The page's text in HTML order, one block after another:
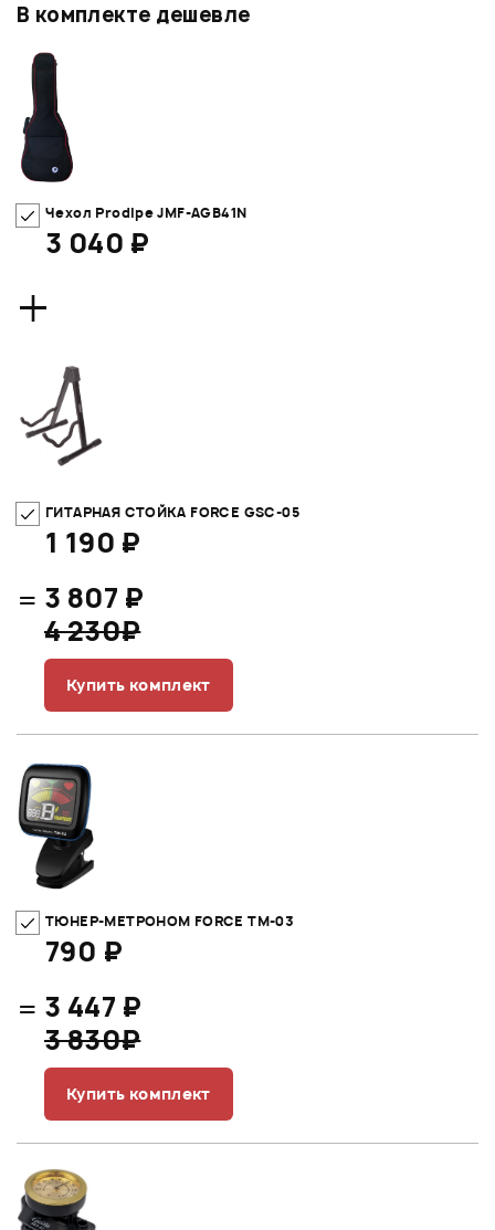
В комплекте дешевле
Чехол Prodipe JMF-AGB41N
3 040 ₽
+
ГИТАРНАЯ СТОЙКА FORCE GSC-05
1 190 ₽
= 3 807 ₽
4 230₽
Купить комплект
ТЮНЕР-МЕТРОНОМ FORCE TM-03
790 ₽
= 3 447 ₽
3 830₽
Купить комплект